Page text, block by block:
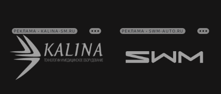
РЕКЛАМА • KALINA-SM.RU РЕКЛАМА • SWM-AUTO.RU